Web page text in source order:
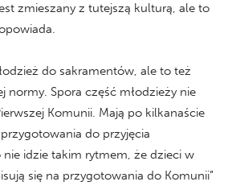
zmieszany z tutejszą kulturą, ale to
do sakramentów, ale to też
normy. Spora część młodzieży nie
Komunii. Mają po kilkanaście
do przyjęcia
nie idzie takim rytmem, że dzieci w
się na przygotowania do Komunii”